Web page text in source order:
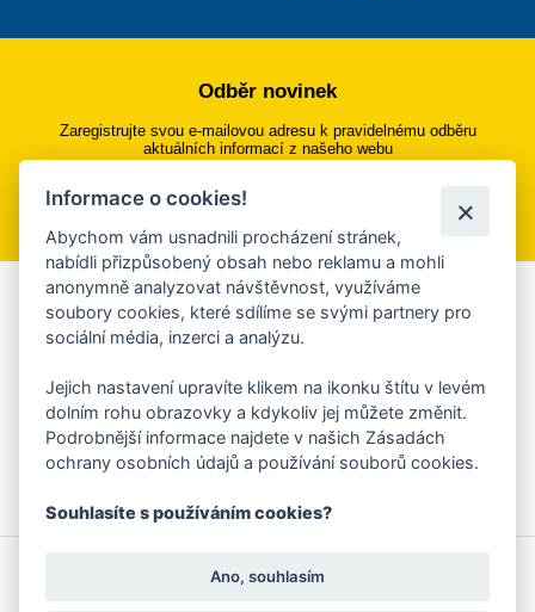
Odběr novinek
Zaregistrujte svou e-mailovou adresu k pravidelnému odběru
aktuálních informací z našeho webu
Přihlásit se k odběru
Aplikace Mobilní rozhlas
Chcete dostávat do svého mobilu či mailu upozornění na
ankety, pozvánky na kulturní a sportovní akce?
Více informací o aplikaci
Ochrana osobních údajů
Informace o cookies!
Abychom vám usnadnili procházení stránek,
nabídli přizpůsobený obsah nebo reklamu a mohli
anonymně analyzovat návštěvnost, využíváme
soubory cookies, které sdílíme se svými partnery pro
sociální média, inzerci a analýzu.
Jejich nastavení upravíte klikem na ikonku štítu v levém
dolním rohu obrazovky a kdykoliv jej můžete změnit.
Podrobnější informace najdete v našich Zásadách
ochrany osobních údajů a používání souborů cookies.
Souhlasíte s používáním cookies?
Ano, souhlasím